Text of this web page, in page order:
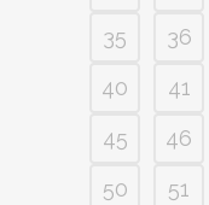
35
36
40
41
45
46
50
51